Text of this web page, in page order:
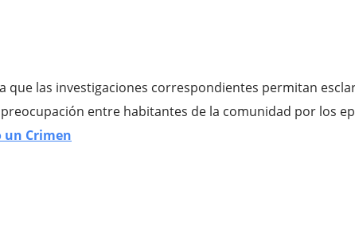
que las investigaciones correspondientes permitan
entre habitantes de la comunidad por los
un Crimen